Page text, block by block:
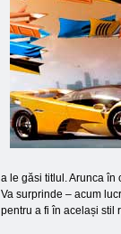
a le găsi titlul. Arunca în
Va surprinde – acum
pentru a fi în același stil